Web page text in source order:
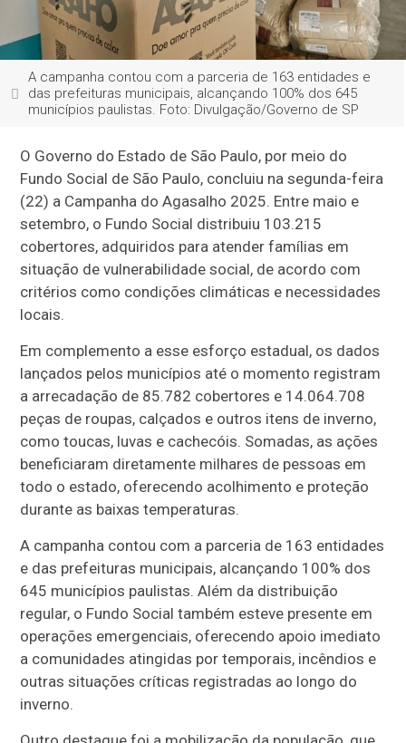
A campanha contou com a parceria de 163 entidades e
das prefeituras municipais, alcançando 100% dos 645
municípios paulistas. Foto: Divulgação/Governo de SP
O Governo do Estado de São Paulo, por meio do
Fundo Social de São Paulo, concluiu na segunda-feira
(22) a Campanha do Agasalho 2025. Entre maio e
setembro, o Fundo Social distribuiu 103.215
cobertores, adquiridos para atender famílias em
situação de vulnerabilidade social, de acordo com
critérios como condições climáticas e necessidades
locais.
Em complemento a esse esforço estadual, os dados
lançados pelos municípios até o momento registram
a arrecadação de 85.782 cobertores e 14.064.708
peças de roupas, calçados e outros itens de inverno,
como toucas, luvas e cachecóis. Somadas, as ações
beneficiaram diretamente milhares de pessoas em
todo o estado, oferecendo acolhimento e proteção
durante as baixas temperaturas.
A campanha contou com a parceria de 163 entidades
e das prefeituras municipais, alcançando 100% dos
645 municípios paulistas. Além da distribuição
regular, o Fundo Social também esteve presente em
operações emergenciais, oferecendo apoio imediato
a comunidades atingidas por temporais, incêndios e
outras situações críticas registradas ao longo do
inverno.